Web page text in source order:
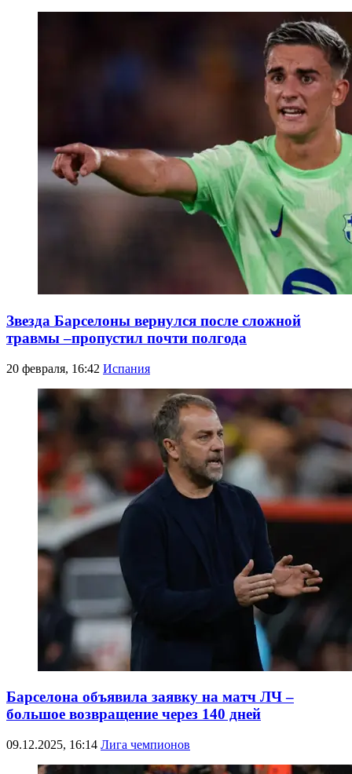
Звезда Барселоны вернулся после сложной
травмы –пропустил почти полгода
20 февраля, 16:42 Испания
Барселона объявила заявку на матч ЛЧ –
большое возвращение через 140 дней
09.12.2025, 16:14 Лига чемпионов